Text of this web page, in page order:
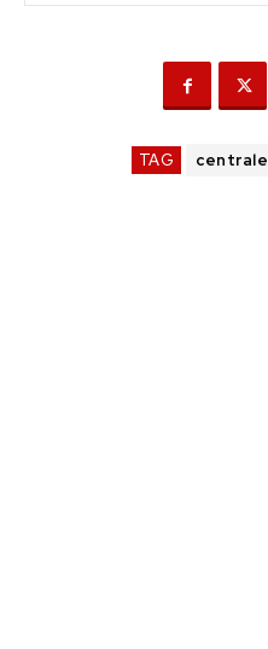
TAG centrale